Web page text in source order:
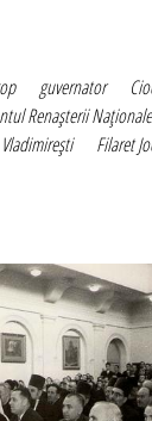
guvernator
Renaşterii Naţionale
Vladimireşti Filaret